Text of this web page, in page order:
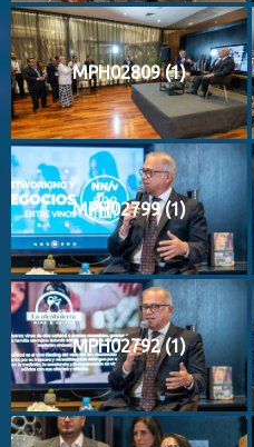
MPH02809 (1)
MPH02799 (1)
MPH02792 (1)